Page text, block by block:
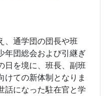
、通学団の団長や班
年団総会および引継ぎ
日を境に、班長、副班
けての新体制となりま
話になった駐在官と学